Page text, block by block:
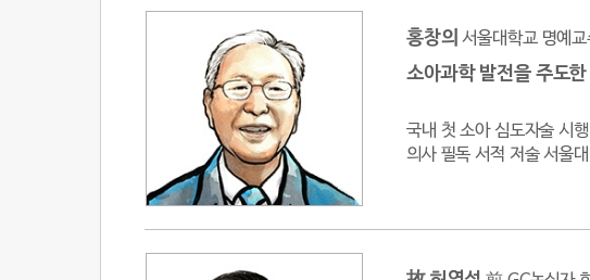
홍창의서울대학교 명예
소아과학 발전을 주도
국내 첫 소아 심도자술 시
의사 필독 서적 저술 서울